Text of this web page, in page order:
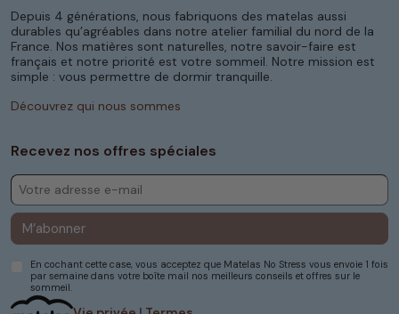
Depuis 4 générations, nous fabriquons des matelas aussi
durables qu’agréables dans notre atelier familial du nord de la
France. Nos matières sont naturelles, notre savoir-faire est
français et notre priorité est votre sommeil. Notre mission est
simple : vous permettre de dormir tranquille.
Découvrez qui nous sommes
Recevez nos offres spéciales
M’abonner
En cochant cette case, vous acceptez que Matelas No Stress vous envoie 1 fois
par semaine dans votre boîte mail nos meilleurs conseils et offres sur le
sommeil.